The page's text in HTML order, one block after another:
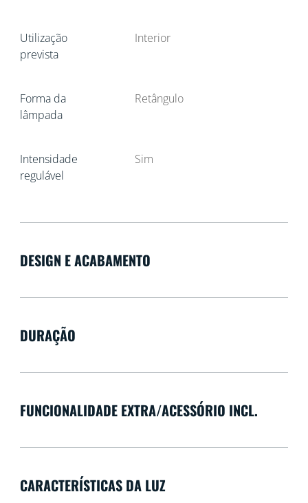
Utilização
prevista
Interior
Forma da
lâmpada
Retângulo
Intensidade
regulável
Sim
DESIGN E ACABAMENTO
DURAÇÃO
FUNCIONALIDADE EXTRA/ACESSÓRIO INCL.
CARACTERÍSTICAS DA LUZ